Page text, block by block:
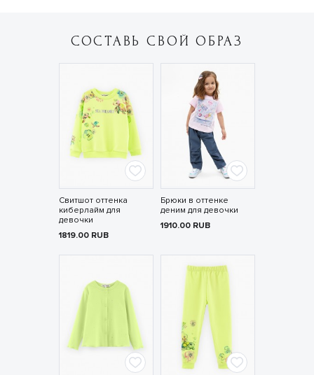
СОСТАВЬ СВОЙ ОБРАЗ
Свитшот оттенка
киберлайм для
девочки
1819.00 RUB
Брюки в оттенке
деним для девочки
1910.00 RUB